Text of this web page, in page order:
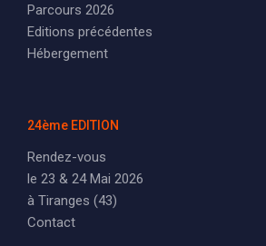
Parcours 2026
Editions précédentes
Hébergement
24ème EDITION
Rendez-vous
le 23 & 24 Mai 2026
à Tiranges (43)
Contact